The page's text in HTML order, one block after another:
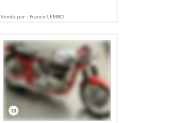
Vendu par : Franco LEMBO
19